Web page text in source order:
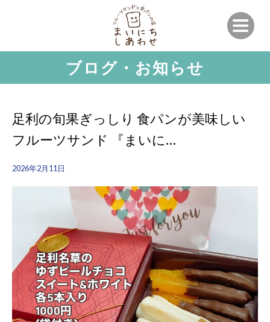
ブログ・お知らせ
足利の旬果ぎっしり 食パンが美味しい
フルーツサンド 『まいに…
2026年2月11日